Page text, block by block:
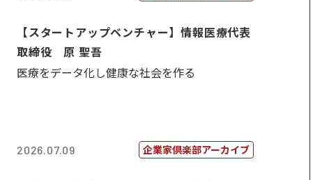
【スタートアップベンチャー】情報医療代表
取締役 原 聖吾
医療をデータ化し健康な社会を作る
2026.07.09 企業家倶楽部アーカイブ